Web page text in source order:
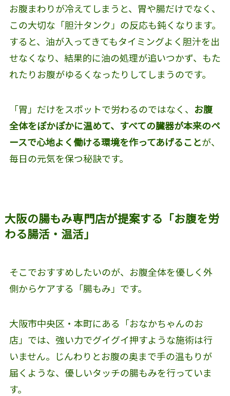
お腹まわりが冷えてしまうと、胃や腸だけでなく、
この大切な「胆汁タンク」の反応も鈍くなります。
すると、油が入ってきてもタイミングよく胆汁を出
せなくなり、結果的に油の処理が追いつかず、もた
れたりお腹がゆるくなったりしてしまうのです。
「胃」だけをスポットで労わるのではなく、 お腹
全体をぽかぽかに温めて、すべての臓器が本来のペ
ースで心地よく働ける環境を作ってあげることが、
毎日の元気を保つ秘訣です。
大阪の腸もみ専門店が提案する「お腹を労
わる腸活・温活」
そこでおすすめしたいのが、お腹全体を優しく外
側からケアする「腸もみ」です。
大阪市中央区・本町にある「おなかちゃんのお
店」では、強い力でグイグイ押すような施術は行
いません。じんわりとお腹の奥まで手の温もりが
届くような、優しいタッチの腸もみを行っていま
す。